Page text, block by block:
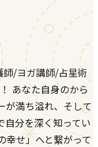
師/ヨガ講師/占星術
あなた自身のから
が満ち溢れ、そして
自分を深く知ってい
幸せ」へと繋がって